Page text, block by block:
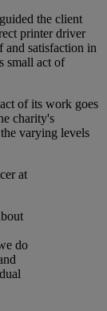
the client
printer driver
and satisfaction in
small act of
of its work goes
charity's
varying levels
at
do